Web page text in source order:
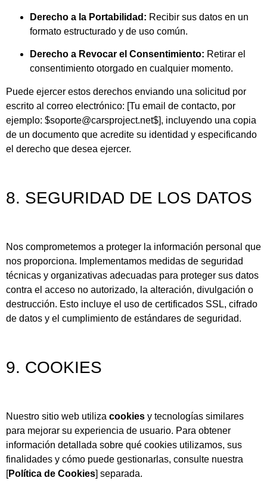
Derecho a la Portabilidad: Recibir sus datos en un
formato estructurado y de uso común.
Derecho a Revocar el Consentimiento: Retirar el
consentimiento otorgado en cualquier momento.
Puede ejercer estos derechos enviando una solicitud por
escrito al correo electrónico: [Tu email de contacto, por
ejemplo: $soporte@carsproject.net$], incluyendo una copia
de un documento que acredite su identidad y especificando
el derecho que desea ejercer.
8. SEGURIDAD DE LOS DATOS
Nos comprometemos a proteger la información personal que
nos proporciona. Implementamos medidas de seguridad
técnicas y organizativas adecuadas para proteger sus datos
contra el acceso no autorizado, la alteración, divulgación o
destrucción. Esto incluye el uso de certificados SSL, cifrado
de datos y el cumplimiento de estándares de seguridad.
9. COOKIES
Nuestro sitio web utiliza cookies y tecnologías similares
para mejorar su experiencia de usuario. Para obtener
información detallada sobre qué cookies utilizamos, sus
finalidades y cómo puede gestionarlas, consulte nuestra
[Política de Cookies] separada.